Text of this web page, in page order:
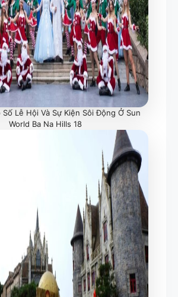
Số Lễ Hội Và Sự Kiện Sôi Động Ở Sun
World Ba Na Hills 18